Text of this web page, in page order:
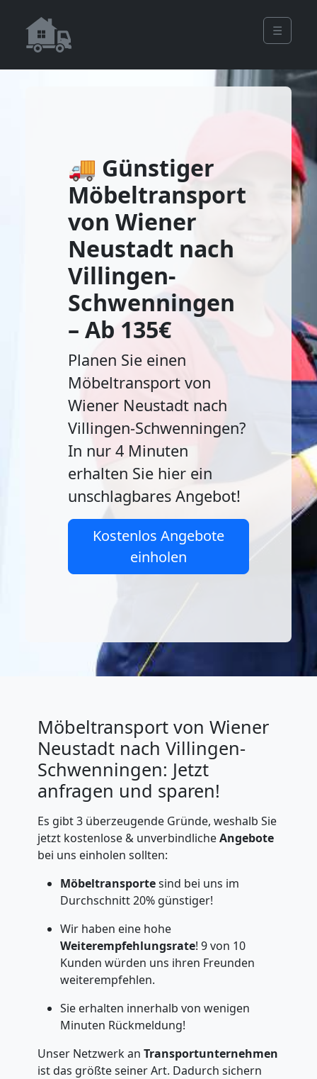
☰
🚚 Günstiger
Möbeltransport
von Wiener
Neustadt nach
Villingen-
Schwenningen
– Ab 135€
Planen Sie einen
Möbeltransport von
Wiener Neustadt nach
Villingen-Schwenningen?
In nur 4 Minuten
erhalten Sie hier ein
unschlagbares Angebot!
Kostenlos Angebote
einholen
Möbeltransport von Wiener
Neustadt nach Villingen-
Schwenningen: Jetzt
anfragen und sparen!
Es gibt 3 überzeugende Gründe, weshalb Sie
jetzt kostenlose & unverbindlicheAngebote
bei uns einholen sollten:
Möbeltransportesind bei uns im
Durchschnitt 20% günstiger!
Wir haben eine hohe
Weiterempfehlungsrate! 9 von 10
Kunden würden uns ihren Freunden
weiterempfehlen.
Sie erhalten innerhalb von wenigen
Minuten Rückmeldung!
Unser Netzwerk an Transportunternehmen
ist das größte seiner Art. Dadurch sichern